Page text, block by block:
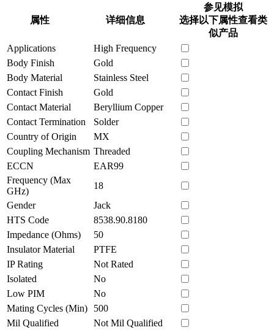
属性 详细信息
参见模拟
选择以下属性查看类
似产品
Applications
High Frequency
Body Finish
Gold
Body Material
Stainless Steel
Contact Finish
Gold
Contact Material
Beryllium Copper
Contact Termination
Solder
Country of Origin
MX
Coupling Mechanism Threaded
ECCN
EAR99
Frequency (Max
GHz)
18
Gender
Jack
HTS Code
8538.90.8180
Impedance (Ohms)
50
Insulator Material
PTFE
IP Rating
Not Rated
Isolated
No
Low PIM
No
Mating Cycles (Min)
500
Mil Qualified
Not Mil Qualified